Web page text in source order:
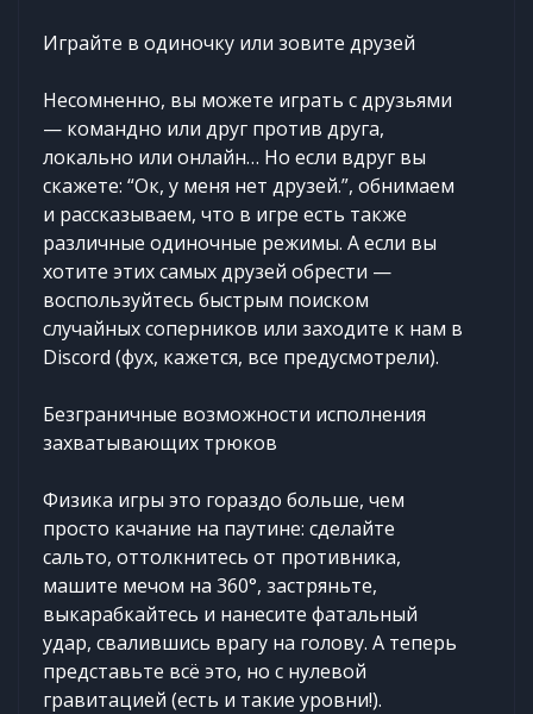
Играйте в одиночку или зовите друзей
Несомненно, вы можете играть с друзьями
— командно или друг против друга,
локально или онлайн… Но если вдруг вы
скажете: “Ок, у меня нет друзей.”, обнимаем
и рассказываем, что в игре есть также
различные одиночные режимы. А если вы
хотите этих самых друзей обрести —
воспользуйтесь быстрым поиском
случайных соперников или заходите к нам в
Discord (фух, кажется, все предусмотрели).
Безграничные возможности исполнения
захватывающих трюков
Физика игры это гораздо больше, чем
просто качание на паутине: сделайте
сальто, оттолкнитесь от противника,
машите мечом на 360°, застряньте,
выкарабкайтесь и нанесите фатальный
удар, свалившись врагу на голову. А теперь
представьте всё это, но с нулевой
гравитацией (есть и такие уровни!).